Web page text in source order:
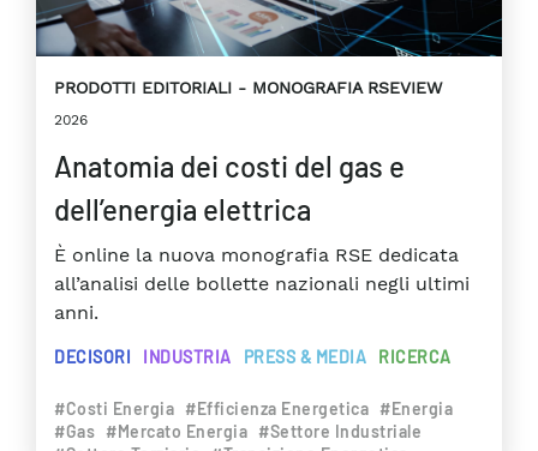
PRODOTTI EDITORIALI MONOGRAFIA RSEVIEW
2026
Anatomia dei costi del gas e
dell’energia elettrica
È online la nuova monografia RSE dedicata
all’analisi delle bollette nazionali negli ultimi
anni.
DECISORI INDUSTRIA PRESS & MEDIA RICERCA
#Costi Energia #Efficienza Energetica #Energia
#Gas #Mercato Energia #Settore Industriale